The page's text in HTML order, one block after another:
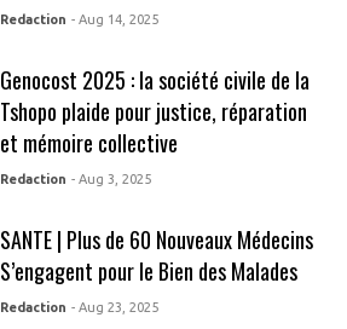
Redaction - Aug 14, 2025
Genocost 2025 : la société civile de la
Tshopo plaide pour justice, réparation
et mémoire collective
Redaction - Aug 3, 2025
SANTE | Plus de 60 Nouveaux Médecins
S’engagent pour le Bien des Malades
Redaction - Aug 23, 2025